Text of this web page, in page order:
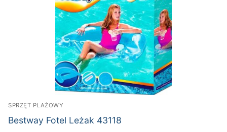
SPRZĘT PLAŻOWY
Bestway Fotel Leżak 43118